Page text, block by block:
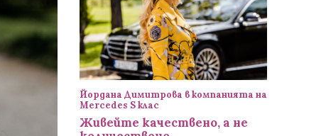
Йордана Димитрова в компанията на
Mercedes S клас
Живейте качествено, а не